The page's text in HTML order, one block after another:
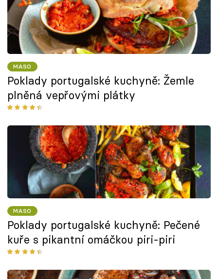
MASO
Poklady portugalské kuchyně: Žemle
plněná vepřovými plátky
MASO
Poklady portugalské kuchyně: Pečené
kuře s pikantní omáčkou piri-piri